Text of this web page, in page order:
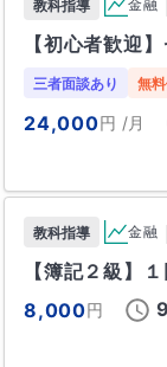
・ベクトルなど
・2次関数の最大
・分かったつも
私は、解き方を
そして、中高一
・限られた時間
・難問を解くた
この2つを具体
🐈数学の指導で
大学
難関国公立大学
北海道大学
京
難関私立大学
準難関/上位国公立
高校
国際学院高等学校
教科指導 金融
【初心者歓迎
三者面談あり 無
24,000円 /月
教科指導 金融
【簿記２級】
8,000円